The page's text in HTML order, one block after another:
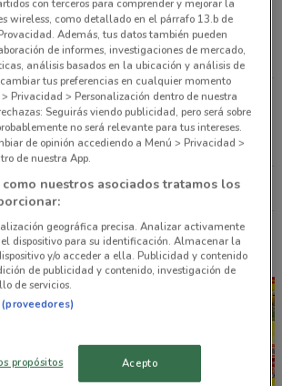
No. 1722 Col. Barrio San
del Norte No. 2869 Col. Parque San
las tiendas Farmacias Especializadas
cercanos
con terceros para comprender y mejorar la
wireless, como detallado en el párrafo 13.b de
Además, tus datos también pueden
de informes, investigaciones de mercado,
análisis basados en la ubicación y análisis de
tus preferencias en cualquier momento
Privacidad > Personalización dentro de nuestra
Seguirás viendo publicidad, pero será sobre
no será relevante para tus intereses.
de opinión accediendo a Menú > Privacidad >
de nuestra App.
nuestros asociados tratamos los
geográfica precisa. Analizar activamente
dispositivo para su identificación. Almacenar la
y/o acceder a ella. Publicidad y contenido
de publicidad y contenido, investigación de
de servicios.
propósitos Acepto